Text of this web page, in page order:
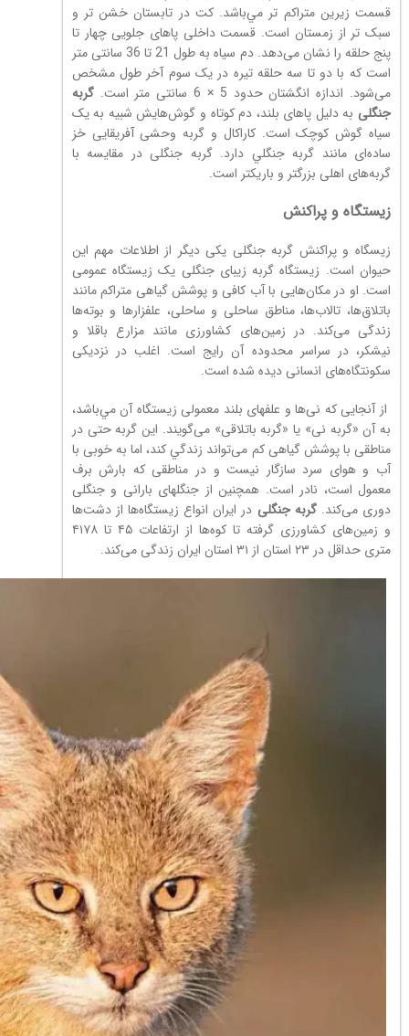
قسمت زیرین متراکم تر مي‌باشد. کت در تابستان خشن تر و
سبک تر از زمستان است. قسمت داخلی پاهای جلویی چهار تا
پنج حلقه را نشان می‌دهد. دم سیاه به طول 21 تا 36 سانتی متر
است كه با دو تا سه حلقه تیره در یک سوم آخر طول مشخص
می‌شود. اندازه انگشتان حدود 5 × 6 سانتی متر است.
گربه
جنگلی به دلیل پاهای بلند، دم کوتاه و گوش‌هایش شبیه به یک
سیاه گوش کوچک است. کاراکال و گربه وحشی آفریقایی خز
ساده‌ای مانند گربه جنگلي دارد. گربه جنگلی در مقایسه با
گربه‌های اهلی بزرگتر و باریکتر است.
زيستگاه و پراكنش
زيسگاه و پراکنش گربه جنگلی یکی دیگر از اطلاعات مهم این
حیوان است. زیستگاه گربه زیبای جنگلی یک زیستگاه عمومی
است. او در مکان‌هایی با آب کافی و پوشش گیاهی متراکم مانند
باتلاق‌ها، تالاب‌ها، مناطق ساحلی و ساحلی، علفزارها و بوته‌ها
زندگی می‌کند. در زمین‌های کشاورزی مانند مزارع باقلا و
نیشکر، در سراسر محدوده آن رایج است. اغلب در نزدیکی
سکونتگاه‌های انسانی دیده شده است.
از آنجایی که نی‌ها و علفهای بلند معمولی زیستگاه آن مي‌باشد،
به آن «گربه نی» یا «گربه باتلاقی» می‌گویند. اين گربه حتی در
مناطقی با پوشش گیاهی کم می‌تواند زندگي کند، اما به خوبی با
آب و هوای سرد سازگار نیست و در مناطقی که بارش برف
معمول است، نادر است. همچنين از جنگلهای بارانی و جنگلی
دوری می‌کند.گربه جنگلی در ایران انواع زیستگاه‌ها از دشت‌ها
و زمین‌های کشاورزی گرفته تا کوه‌ها از ارتفاعات ۴۵ تا ۴۱۷۸
متری حداقل در ۲۳ استان از ۳۱ استان ایران زندگی می‌کند.